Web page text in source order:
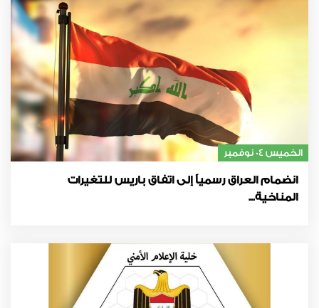
الخميس 04 نوفمبر
انضمام العراق رسمياً إلى اتفاق باريس للتغيرات
المناخية...